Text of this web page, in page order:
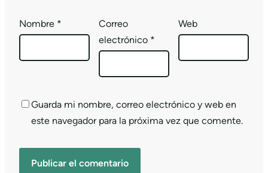
Nombre *
Correo
electrónico *
Web
Guarda mi nombre, correo electrónico y web en
este navegador para la próxima vez que comente.